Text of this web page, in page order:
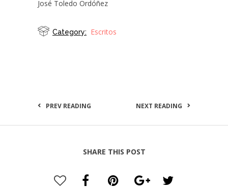
José Toledo Ordóñez
Category: Escritos
PREV READING NEXT READING
SHARE THIS POST